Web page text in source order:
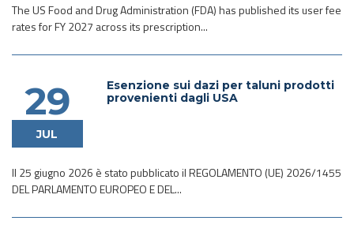
The US Food and Drug Administration (FDA) has published its user fee
rates for FY 2027 across its prescription...
29
JUL
Esenzione sui dazi per taluni prodotti
provenienti dagli USA
Il 25 giugno 2026 è stato pubblicato il REGOLAMENTO (UE) 2026/1455
DEL PARLAMENTO EUROPEO E DEL...